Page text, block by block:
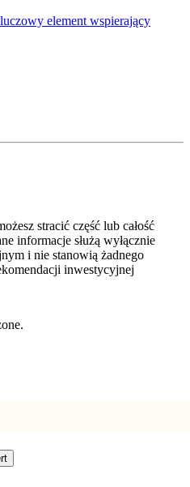
element wspierający
stracić część lub całość
informacje służą wyłącznie
i nie stanowią żadnego
inwestycyjnej